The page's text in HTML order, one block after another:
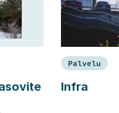
Palvelu
Infra